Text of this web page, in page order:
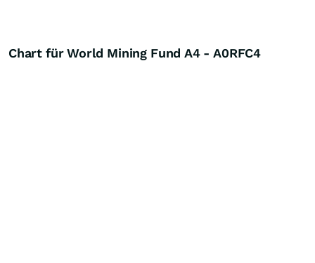
Chart für World Mining Fund A4 - A0RFC4